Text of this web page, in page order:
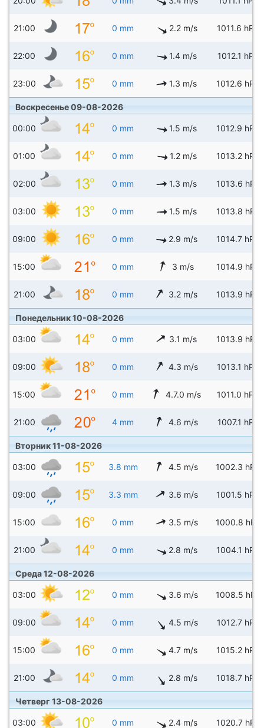
21:00 0 mm 2.2 m/s 1011.6 hPa
22:00 0 mm 1.4 m/s 1012.1 hPa
23:00 0 mm 1.3 m/s 1012.6 hPa
Воскресенье 09-08-2026
00:00 0 mm 1.5 m/s 1012.9 hPa
01:00 0 mm 1.2 m/s 1013.2 hPa
02:00 0 mm 1.3 m/s 1013.6 hPa
03:00 0 mm 1.5 m/s 1013.8 hPa
09:00 0 mm 2.9 m/s 1014.7 hPa
15:00 0 mm 3 m/s 1014.9 hPa
21:00 0 mm 3.2 m/s 1013.9 hPa
Понедельник 10-08-2026
03:00 0 mm 3.1 m/s 1013.9 hPa
09:00 0 mm 4.3 m/s 1013.1 hPa
15:00 0 mm 4.7.0 m/s 1011.0 hPa
21:00 4 mm 4.6 m/s 1007.1 hPa
Вторник 11-08-2026
03:00 3.8 mm 4.5 m/s 1002.3 hPa
09:00 3.3 mm 3.6 m/s 1001.5 hPa
15:00 0 mm 3.5 m/s 1000.8 hPa
21:00 0 mm 2.8 m/s 1004.1 hPa
Среда 12-08-2026
03:00 0 mm 3.6 m/s 1008.5 hPa
09:00 0 mm 4.5 m/s 1012.7 hPa
15:00 0 mm 4.7 m/s 1015.2 hPa
21:00 0 mm 2.8 m/s 1018.7 hPa
Четверг 13-08-2026
03:00 0 mm 2.4 m/s 1020.7 hPa